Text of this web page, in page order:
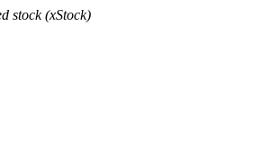
stock (xStock)